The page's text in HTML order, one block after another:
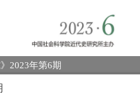
2023年第6期